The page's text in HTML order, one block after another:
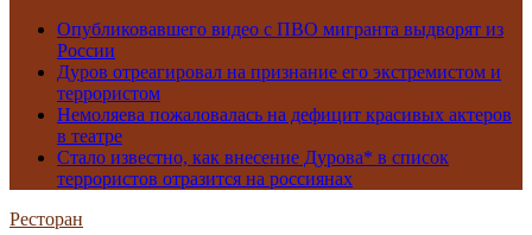
Опубликовавшего видео с ПВО мигранта выдворят из
России
Дуров отреагировал на признание его экстремистом и
террористом
Немоляева пожаловалась на дефицит красивых актеров
в театре
Стало известно, как внесение Дурова* в список
террористов отразится на россиянах
Ресторан